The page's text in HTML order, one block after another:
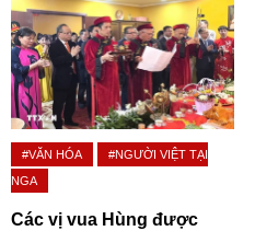
#VĂN HÓA
#NGƯỜI VIỆT TẠI
NGA
Các vị vua Hùng được